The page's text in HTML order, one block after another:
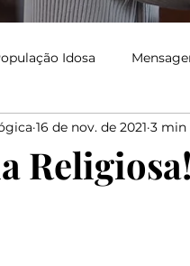
Idosa
Elias Medo
Religiosa!
16 de nov. de 2021 3 min